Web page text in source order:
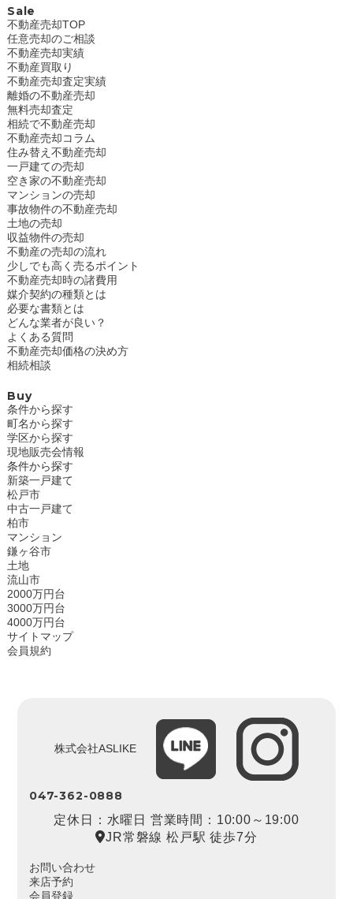
Sale
不動産売却TOP
任意売却のご相談
不動産売却実績
不動産買取り
不動産売却査定実績
離婚の不動産売却
無料売却査定
相続で不動産売却
不動産売却コラム
住み替え不動産売却
一戸建ての売却
空き家の不動産売却
マンションの売却
事故物件の不動産売却
土地の売却
収益物件の売却
不動産の売却の流れ
少しでも高く売るポイント
不動産売却時の諸費用
媒介契約の種類とは
必要な書類とは
どんな業者が良い？
よくある質問
不動産売却価格の決め方
相続相談
Buy
条件から探す
町名から探す
学区から探す
現地販売会情報
条件から探す
新築一戸建て
松戸市
中古一戸建て
柏市
マンション
鎌ヶ谷市
土地
流山市
2000万円台
3000万円台
4000万円台
サイトマップ
会員規約
株式会社ASLIKE
047-362-0888
定休日：水曜日 営業時間：10:00～19:00
JR常磐線 松戸駅 徒歩7分
お問い合わせ
来店予約
会員登録